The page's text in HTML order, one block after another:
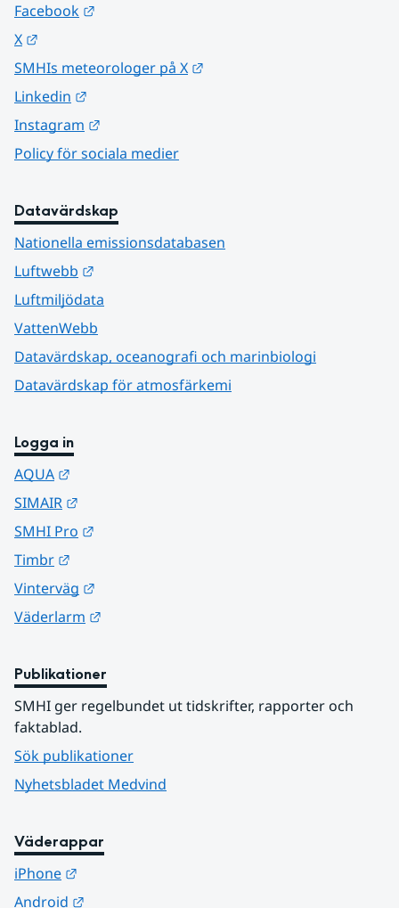
Facebook
X
SMHIs meteorologer på X
Linkedin
Instagram
Policy för sociala medier
Datavärdskap
Nationella emissionsdatabasen
Luftwebb
Luftmiljödata
VattenWebb
Datavärdskap, oceanografi och marinbiologi
Datavärdskap för atmosfärkemi
Logga in
AQUA
SIMAIR
SMHI Pro
Timbr
Vinterväg
Väderlarm
Publikationer
SMHI ger regelbundet ut tidskrifter, rapporter och
faktablad.
Sök publikationer
Nyhetsbladet Medvind
Väderappar
iPhone
Android